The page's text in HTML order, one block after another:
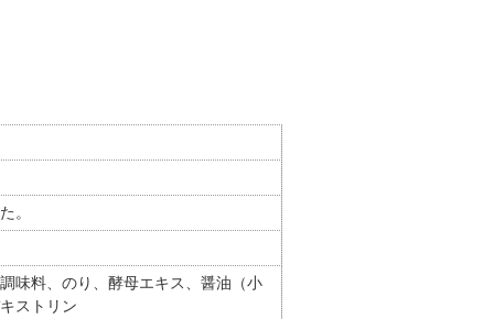
。
味料、のり、酵母エキス、醤油（小
ストリン